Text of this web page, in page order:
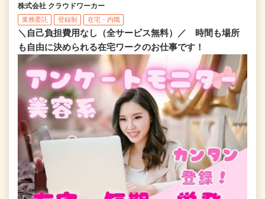
株式会社 クラウドワーカー
業務委託 登録制 在宅・内職
＼自己負担費用なし（全サービス無料）／ 時間も場所
も自由に決められる在宅ワークのお仕事です！